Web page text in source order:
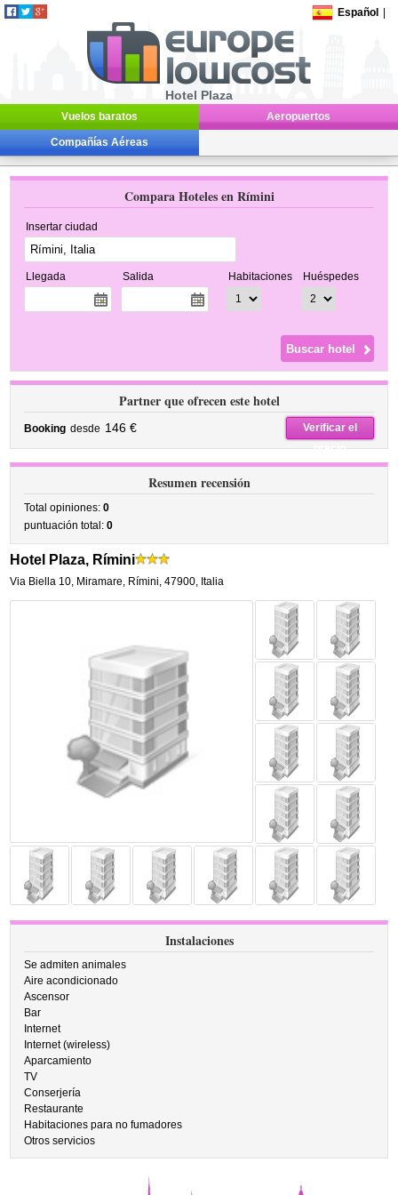
Español
Hotel Plaza
Vuelos baratos Aeropuertos
Compañías Aéreas
Compara Hoteles en Rímini
Insertar ciudad
Llegada Salida Habitaciones Huéspedes
Partner que ofrecen este hotel
Booking desde 146 €
Verificar el
precio
Resumen recensión
Total opiniones:0
puntuación total:0
Hotel Plaza, Rímini
Via Biella 10, Miramare, Rímini,47900, Italia
Instalaciones
Se admiten animales
Aire acondicionado
Ascensor
Bar
Internet
Internet (wireless)
Aparcamiento
TV
Conserjería
Restaurante
Habitaciones para no fumadores
Otros servicios